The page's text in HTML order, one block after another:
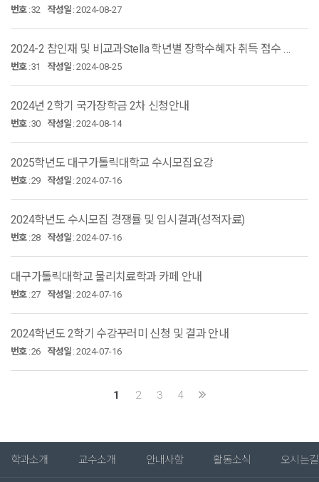
번호:32 작성일 :2024-08-27
2024-2 참인재 및 비교과Stella 학년별 장학수혜자 취득 점수 공개
번호:31 작성일 :2024-08-25
2024년 2학기 국가장학금 2차 신청안내
번호:30 작성일 :2024-08-14
2025학년도 대구가톨릭대학교 수시모집요강
번호:29 작성일 :2024-07-16
2024학년도 수시모집 경쟁률 및 입시결과(성적자료)
번호:28 작성일 :2024-07-16
대구가톨릭대학교 물리치료학과 카페 안내
번호:27 작성일 :2024-07-16
2024학년도 2학기 수강꾸러미 신청 및 결과 안내
번호:26 작성일 :2024-07-16
1 2 3 4
학과소개 교수소개 안내사항 활동소식 오시는길